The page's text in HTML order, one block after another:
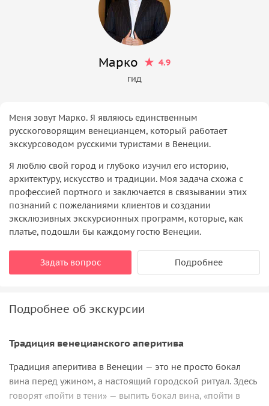
Марко
4.9
гид
Меня зовут Марко. Я являюсь единственным
русскоговорящим венецианцем, который работает
экскурсоводом русскими туристами в Венеции.
Я люблю свой город и глубоко изучил его историю,
архитектуру, искусство и традиции. Моя задача схожа с
профессией портного и заключается в связывании этих
познаний с пожеланиями клиентов и создании
эксклюзивных экскурсионных программ, которые, как
платье, подошли бы каждому гостю Венеции.
Задать вопрос Подробнее
Подробнее об экскурсии
Традиция венецианского аперитива
Традиция аперитива в Венеции — это не просто бокал
вина перед ужином, а настоящий городской ритуал. Здесь
говорят «пойти в тени» — выпить бокал вина, «пойти в